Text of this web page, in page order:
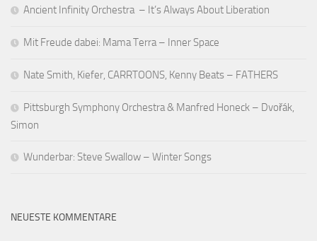
Ancient Infinity Orchestra – It’s Always About Liberation
Mit Freude dabei: Mama Terra – Inner Space
Nate Smith, Kiefer, CARRTOONS, Kenny Beats – FATHERS
Pittsburgh Symphony Orchestra & Manfred Honeck – Dvořák,
Simon
Wunderbar: Steve Swallow – Winter Songs
NEUESTE KOMMENTARE